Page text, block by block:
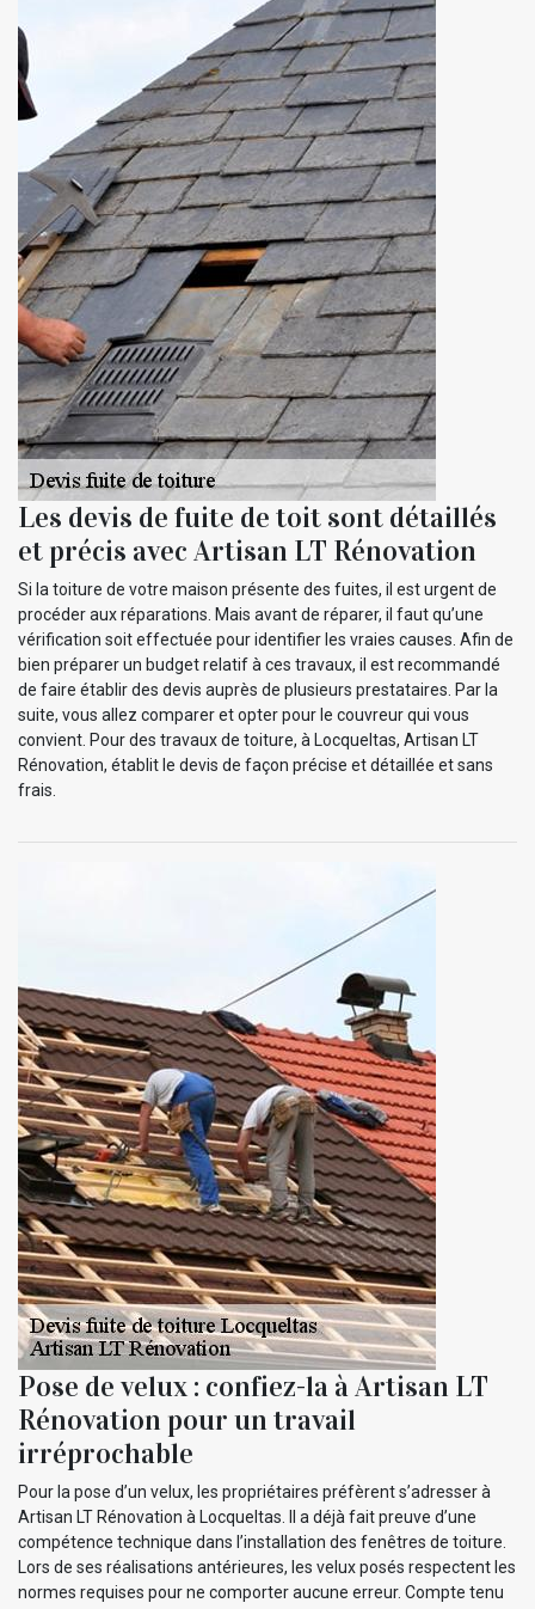
Les devis de fuite de toit sont détaillés
et précis avec Artisan LT Rénovation
Si la toiture de votre maison présente des fuites, il est urgent de
procéder aux réparations. Mais avant de réparer, il faut qu’une
vérification soit effectuée pour identifier les vraies causes. Afin de
bien préparer un budget relatif à ces travaux, il est recommandé
de faire établir des devis auprès de plusieurs prestataires. Par la
suite, vous allez comparer et opter pour le couvreur qui vous
convient. Pour des travaux de toiture, à Locqueltas, Artisan LT
Rénovation, établit le devis de façon précise et détaillée et sans
frais.
Pose de velux : confiez-la à Artisan LT
Rénovation pour un travail
irréprochable
Pour la pose d’un velux, les propriétaires préfèrent s’adresser à
Artisan LT Rénovation à Locqueltas. Il a déjà fait preuve d’une
compétence technique dans l’installation des fenêtres de toiture.
Lors de ses réalisations antérieures, les velux posés respectent les
normes requises pour ne comporter aucune erreur. Compte tenu